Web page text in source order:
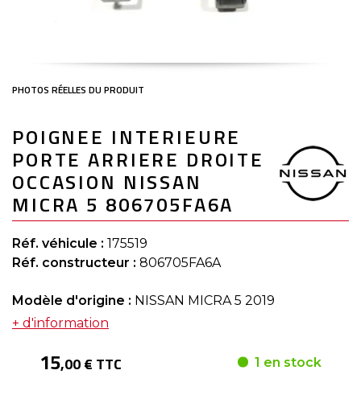
to
the
beginning
of
the
images
gallery
POIGNEE INTERIEURE
PORTE ARRIERE DROITE
OCCASION NISSAN
MICRA 5 806705FA6A
Réf. véhicule : 175519
Réf. constructeur : 806705FA6A
Modèle d'origine : NISSAN MICRA 5 2019
+ d'information
15,00 € TTC 1 en stock